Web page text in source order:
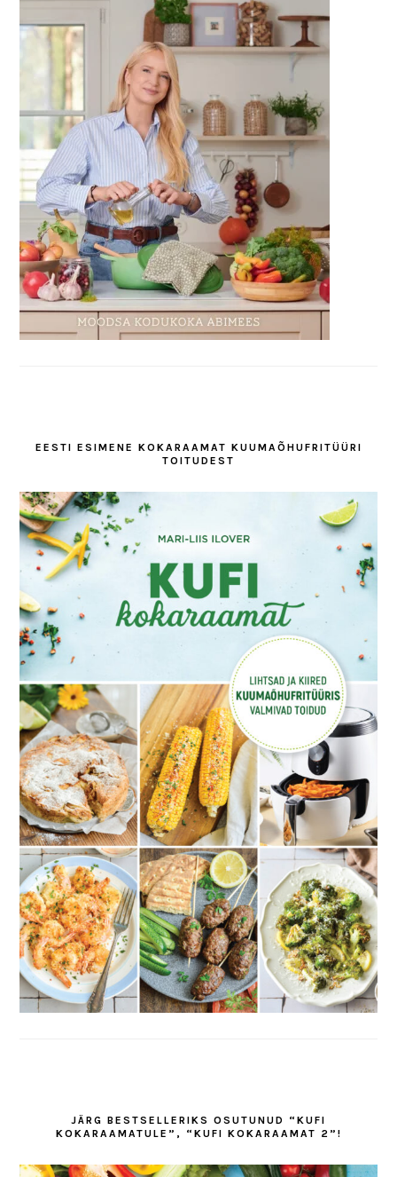
EESTI ESIMENE KOKARAAMAT KUUMAÕHUFRITÜÜRI
TOITUDEST
JÄRG BESTSELLERIKS OSUTUNUD “KUFI
KOKARAAMATULE”, “KUFI KOKARAAMAT 2”!